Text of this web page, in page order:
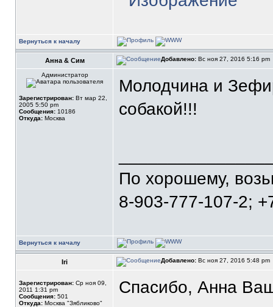
Вернуться к началу
Анна & Сим Добавлено: Вс ноя 27, 2016 5:16 pm
Администратор
Зарегистрирован: Вт мар 22,
2005 5:50 pm
Сообщения: 10186
Откуда: Москва
Молодчина и
собакой!!!
По хорошему,
8-903-777-107-2;
Вернуться к началу
Iri Добавлено: Вс ноя 27, 2016 5:48 pm
Зарегистрирован: Ср ноя 09,
2011 1:31 pm
Сообщения: 501
Откуда: Москва "Зябликово"
Спасибо, Анна